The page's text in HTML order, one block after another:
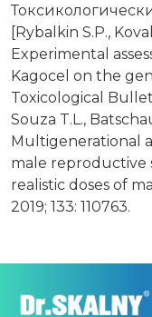
[Rybalkin S.P.,
Experimental
Kagocel on the
Toxicological
Souza T.L.,
Multigenerational
male reproductive
realistic doses of
2019; 133: 110763.